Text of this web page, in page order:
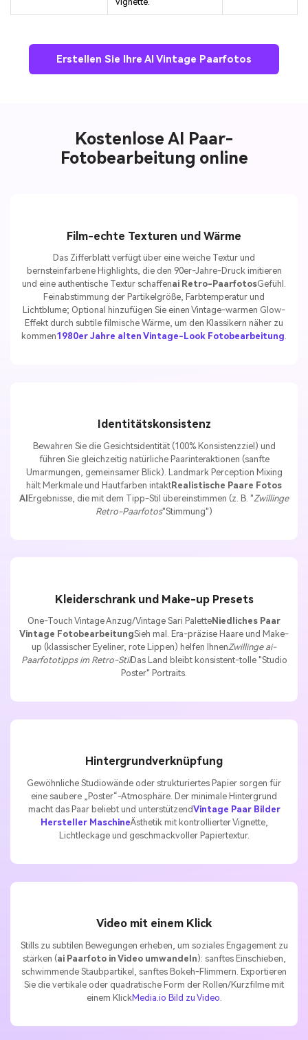
Erstellen Sie Ihre AI Vintage Paarfotos
Kostenlose AI Paar-
Fotobearbeitung online
Film-echte Texturen und Wärme
Das Zifferblatt verfügt über eine weiche Textur und
bernsteinfarbene Highlights, die den 90er-Jahre-Druck imitieren
und eine authentische Textur schaffenai Retro-PaarfotosGefühl.
Feinabstimmung der Partikelgröße, Farbtemperatur und
Lichtblume; Optional hinzufügen Sie einen Vintage-warmen Glow-
Effekt durch subtile filmische Wärme, um den Klassikern näher zu
kommen1980er Jahre alten Vintage-Look Fotobearbeitung.
Identitätskonsistenz
Bewahren Sie die Gesichtsidentität (100% Konsistenzziel) und
führen Sie gleichzeitig natürliche Paarinteraktionen (sanfte
Umarmungen, gemeinsamer Blick). Landmark Perception Mixing
hält Merkmale und Hautfarben intakt Realistische Paare Fotos
AI Ergebnisse, die mit dem Tipp-Stil übereinstimmen (z. B. "Zwillinge
Retro-Paarfotos"Stimmung")
Kleiderschrank und Make-up Presets
One-Touch Vintage Anzug/Vintage Sari Palette Niedliches Paar
Vintage FotobearbeitungSieh mal. Era-präzise Haare und Make-
up (klassischer Eyeliner, rote Lippen) helfen IhnenZwillinge ai-
Paarfototipps im Retro-StilDas Land bleibt konsistent-tolle "Studio
Poster" Portraits.
Hintergrundverknüpfung
Gewöhnliche Studiowände oder strukturiertes Papier sorgen für
eine saubere „Poster“-Atmosphäre. Der minimale Hintergrund
macht das Paar beliebt und unterstützendVintage Paar Bilder
Hersteller MaschineÄsthetik mit kontrollierter Vignette,
Lichtleckage und geschmackvoller Papiertextur.
Video mit einem Klick
Stills zu subtilen Bewegungen erheben, um soziales Engagement zu
stärken (ai Paarfoto in Video umwandeln): sanftes Einschieben,
schwimmende Staubpartikel, sanftes Bokeh-Flimmern. Exportieren
Sie die vertikale oder quadratische Form der Rollen/Kurzfilme mit
einem KlickMedia.io Bild zu Video